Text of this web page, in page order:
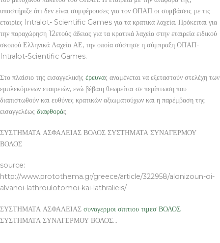
υποστήριζε ότι δεν είναι συμφέρουσες για τον ΟΠΑΠ οι συμβάσεις με τις
εταιρίες Intralot- Scientific Games για τα κρατικά λαχεία. Πρόκειται για
την παραχώρηση 12ετούς άδειας για τα κρατικά λαχεία στην εταιρεία ειδικού
σκοπού Ελληνικά Λαχεία ΑΕ, την οποία σύστησε η σύμπραξη ΟΠΑΠ-
Intralot-Scientific Games.
Στο πλαίσιο της εισαγγελικής έρευνας αναμένεται να εξεταστούν στελέχη των
εμπλεκόμενων εταιρειών, ενώ βέβαιη θεωρείται σε περίπτωση που
διαπιστωθούν και ευθύνες κρατικών αξιωματούχων και η παρέμβαση της
εισαγγελέως διαφθοράς.
ΣΥΣΤΗΜΑΤΑ ΑΣΦΑΛΕΙΑΣ ΒΟΛΟΣ ΣΥΣΤΗΜΑΤΑ ΣΥΝΑΓΕΡΜΟΥ
ΒΟΛΟΣ
source:
http://www.protothema.gr/greece/article/322958/alonizoun-oi-
alvanoi-lathroulotomoi-kai-lathralieis/
ΣΥΣΤΗΜΑΤΑ ΑΣΦΑΛΕΙΑΣ συναγερμοι σπιτιου τιμεσ ΒΟΛΟΣ
ΣΥΣΤΗΜΑΤΑ ΣΥΝΑΓΕΡΜΟΥ ΒΟΛΟΣ…